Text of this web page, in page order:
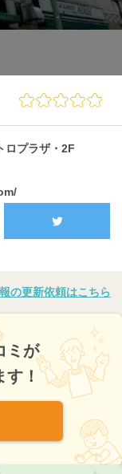
ロプラザ・2F
の更新依頼はこちら
ミが
！